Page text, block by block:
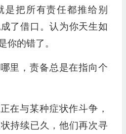
是把所有责任都推给别
了借口。认为你天生如
你的错了。
里，责备总是在指向个
在与某种症状作斗争，
持续已久，他们再次寻